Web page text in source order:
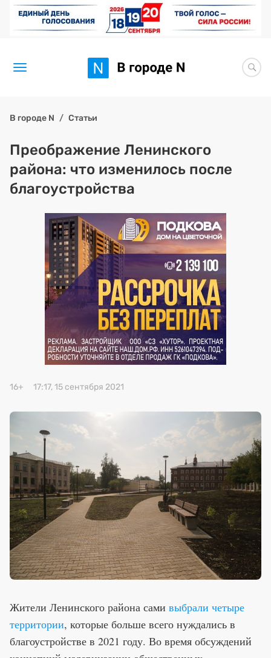
Статьи
Здоровье
BORЩ
Искусство исцелять
Премия 2026 (текущая)
Премия 2025
Эксперты
В городе N Статьи
Преображение Ленинского
района: что изменилось после
благоустройства
16+ 17:17, 15 сентября 2021
Жители Ленинского района сами выбрали четыре
территории, которые больше всего нуждались в
благоустройстве в 2021 году. Во время обсуждений